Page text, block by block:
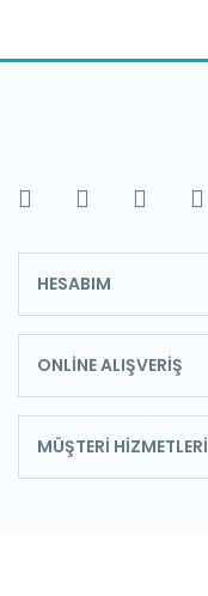
HESABIM
ONLİNE ALIŞVERİŞ
MÜŞTERİ HİZMETLERİ